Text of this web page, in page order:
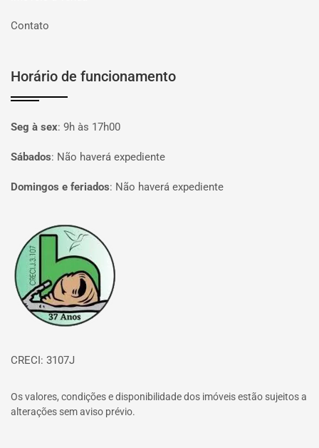
Contato
Horário de funcionamento
Seg à sex: 9h às 17h00
Sábados: Não haverá expediente
Domingos e feriados: Não haverá expediente
Página inicial
CRECI: 3107J
Os valores, condições e disponibilidade dos imóveis estão sujeitos a
alterações sem aviso prévio.